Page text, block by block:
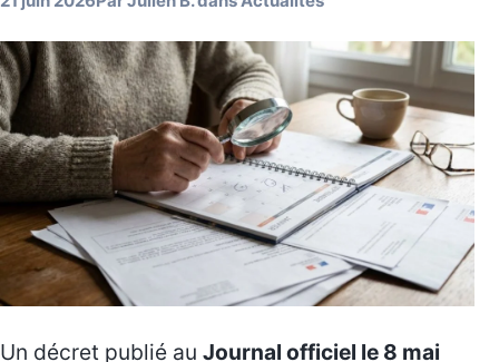
Un décret publié au Journal officiel le 8 mai